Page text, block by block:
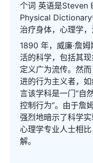
个词 英语是Steven
Physical Dictionary
治疗身体，心理学，
1890 年，威廉·詹
活的科学，包括其
定义广为流传。然
进的行为主义者，
言该学科是一门“自
控制行为”。由于詹
强烈地暗示了科学
心理学专业人士相
解。